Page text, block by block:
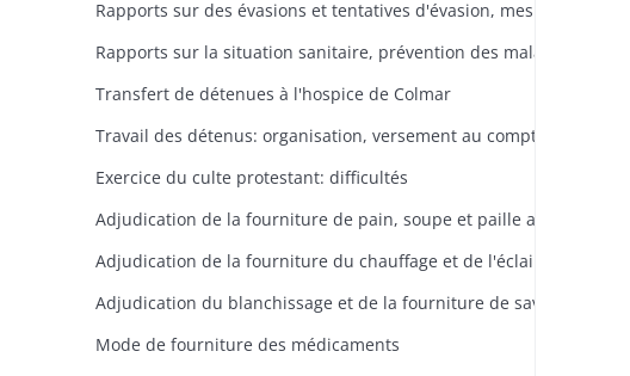
Transfert de détenues à l'hospice de Colmar
Exercice du culte protestant: difficultés
Adjudication du blanchissage et de la fourniture de savon
Mode de fourniture des médicaments